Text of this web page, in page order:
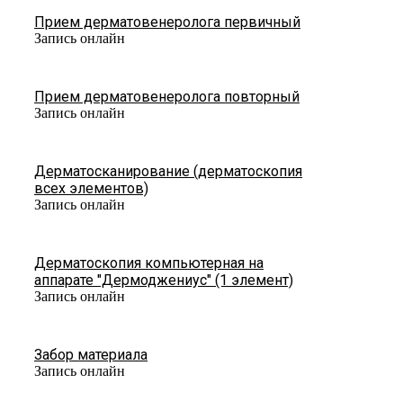
Прием дерматовенеролога первичный
Запись онлайн
Прием дерматовенеролога повторный
Запись онлайн
Дерматосканирование (дерматоскопия
всех элементов)
Запись онлайн
Дерматоскопия компьютерная на
аппарате "Дермоджениус" (1 элемент)
Запись онлайн
Забор материала
Запись онлайн